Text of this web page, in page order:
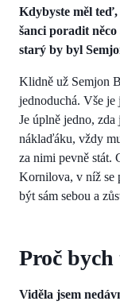
Kdybyste měl teď,
šanci poradit
starý by byl
Klidně už Semjon
jednoduchá. Vše je
Je úplně jedno,
náklaďáku, vždy
za nimi pevně stát.
Kornilova, v níž se
být sám sebou a
Proč
Viděla jsem